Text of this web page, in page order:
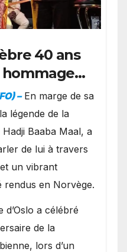
40 ans
hommage
en
– ​En marge de sa
légende de la
Baaba Maal, a
de lui à travers
un vibrant
rendus en Norvège.
d’Oslo a célébré
de la
lors d’un